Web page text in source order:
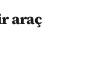
araç